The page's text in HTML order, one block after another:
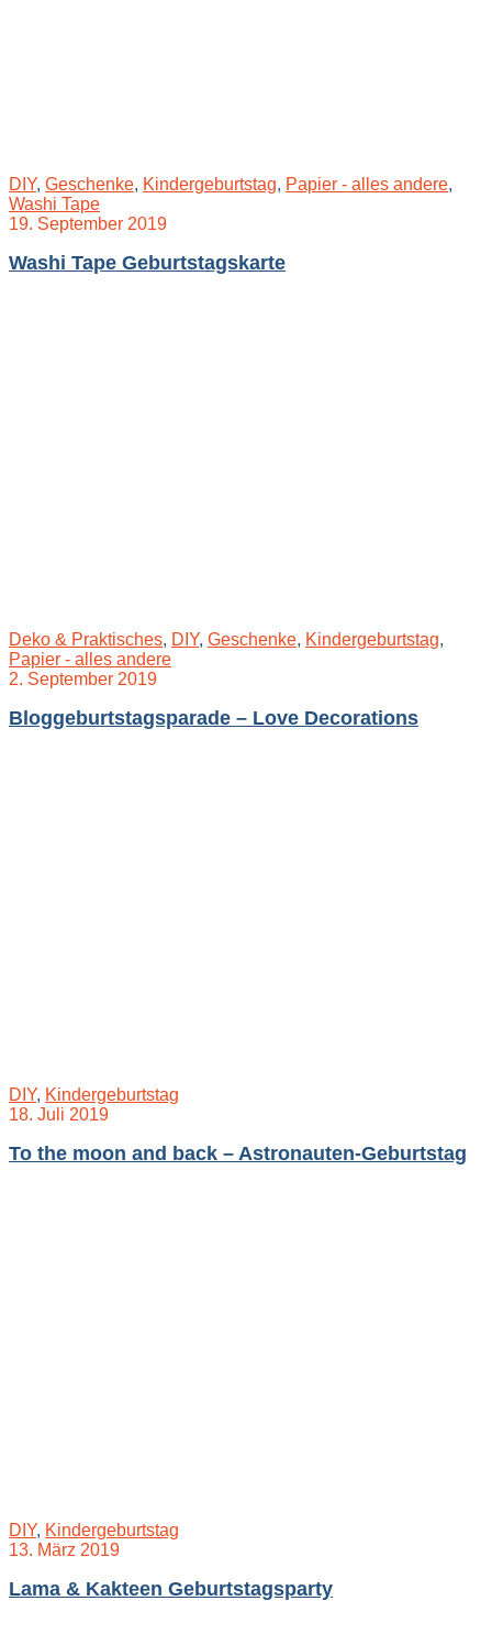
DIY, Geschenke, Kindergeburtstag, Papier - alles andere,
Washi Tape
19. September 2019
Washi Tape Geburtstagskarte
Deko & Praktisches, DIY, Geschenke, Kindergeburtstag,
Papier - alles andere
2. September 2019
Bloggeburtstagsparade – Love Decorations
DIY, Kindergeburtstag
18. Juli 2019
To the moon and back – Astronauten-Geburtstag
DIY, Kindergeburtstag
13. März 2019
Lama & Kakteen Geburtstagsparty